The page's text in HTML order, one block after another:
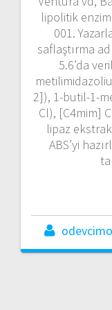
lipolitik
001.
saflaştırma
5.6’da
2]), 1-butil-1-
Cl), [C4mim]
lipaz
ABS’yi